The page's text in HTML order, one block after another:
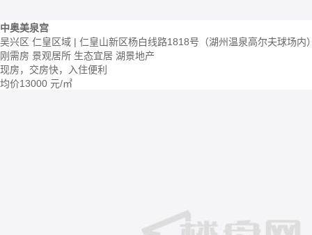
中奥美泉宫
吴兴区 仁皇区域 | 仁皇山新区杨白线路1818号（湖州温泉高尔夫球场内
刚需房 景观居所 生态宜居 湖景地产
现房，交房快，入住便利
均价13000 元/㎡